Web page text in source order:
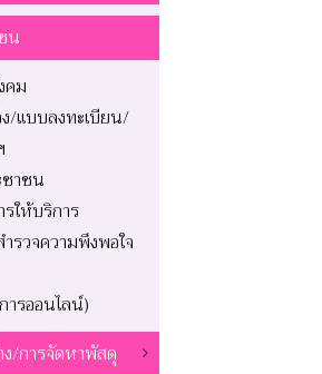
น
คม
/แบบลงทะเบียน/
าชน
ให้บริการ
รวจความพึงพอใจ
รออนไลน์)
/การจัดหาพัสดุ